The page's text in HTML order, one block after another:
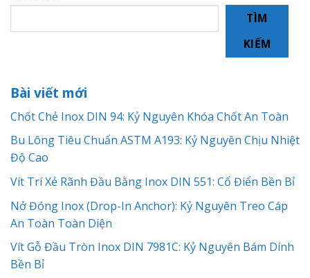
TÌM
KIẾM
Bài viết mới
Chốt Chẻ Inox DIN 94: Kỷ Nguyên Khóa Chốt An Toàn
Bu Lông Tiêu Chuẩn ASTM A193: Kỷ Nguyên Chịu Nhiệt
Độ Cao
Vít Trí Xẻ Rãnh Đầu Bằng Inox DIN 551: Cổ Điển Bền Bỉ
Nở Đóng Inox (Drop-In Anchor): Kỷ Nguyên Treo Cáp
An Toàn Toàn Diện
Vít Gỗ Đầu Tròn Inox DIN 7981C: Kỷ Nguyên Bám Dính
Bền Bỉ